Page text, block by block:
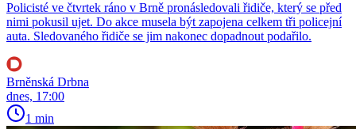
Policisté ve čtvrtek ráno v Brně pronásledovali řidiče, který se před
nimi pokusil ujet. Do akce musela být zapojena celkem tři policejní
auta. Sledovaného řidiče se jim nakonec dopadnout podařilo.
Brněnská Drbna
dnes, 17:00
1 min